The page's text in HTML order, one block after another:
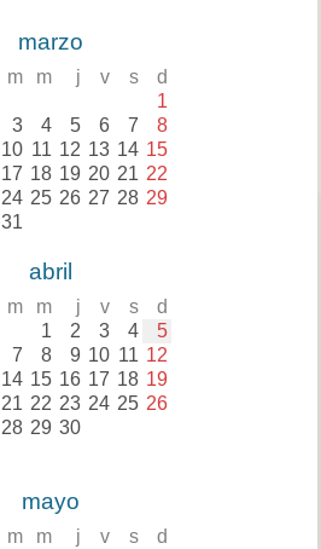
marzo
m m j v s d
1
3 4 5 6 7 8
10 11 12 13 14 15
17 18 19 20 21 22
24 25 26 27 28 29
31
abril
m m j v s d
1 2 3 4 5
7 8 9 10 11 12
14 15 16 17 18 19
21 22 23 24 25 26
28 29 30
mayo
m m j v s d